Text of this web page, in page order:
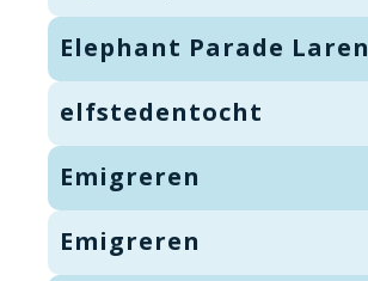
Elephant Parade Laren
elfstedentocht
Emigreren
Emigreren